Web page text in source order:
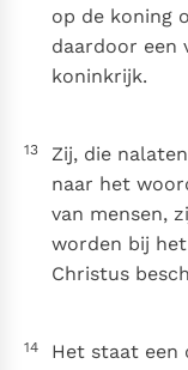
op de koning
daardoor een
koninkrijk.
13
Zij, die
naar het
van mensen,
worden bij
Christus
14
Het staat een